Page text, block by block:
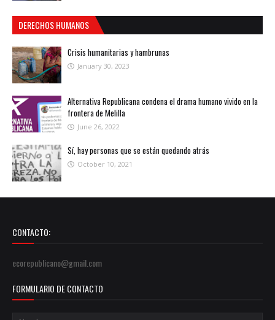
DERECHOS HUMANOS
Crisis humanitarias y hambrunas
January 30, 2023
Alternativa Republicana condena el drama humano vivido en la
frontera de Melilla
June 26, 2022
Sí, hay personas que se están quedando atrás
October 10, 2021
CONTACTO:
ecorepublicano@gmail.com
FORMULARIO DE CONTACTO